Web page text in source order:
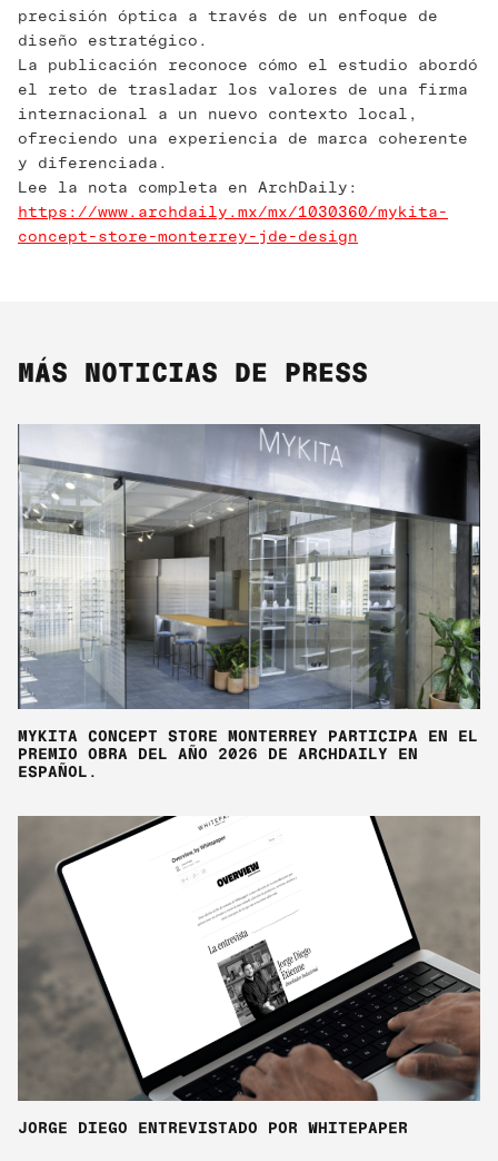
precisión óptica a través de un enfoque de
diseño estratégico.
La publicación reconoce cómo el estudio abordó
el reto de trasladar los valores de una firma
internacional a un nuevo contexto local,
ofreciendo una experiencia de marca coherente
y diferenciada.
Lee la nota completa en ArchDaily:
https://www.archdaily.mx/mx/1030360/mykita-
concept-store-monterrey-jde-design
MÁS NOTICIAS DE PRESS
MYKITA CONCEPT STORE MONTERREY PARTICIPA EN EL
PREMIO OBRA DEL AÑO 2026 DE ARCHDAILY EN
ESPAÑOL.
JORGE DIEGO ENTREVISTADO POR WHITEPAPER